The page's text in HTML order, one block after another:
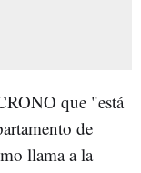
que "está
de
llama a la